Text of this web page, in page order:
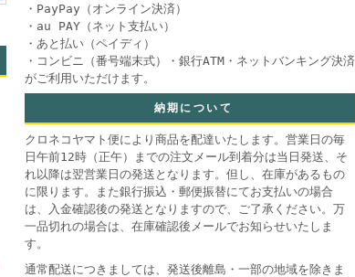
・PayPay（オンライン決済）
・au PAY（ネット支払い）
・あと払い（ペイディ）
・コンビニ（番号端末式）・銀行ATM・ネットバンキング決済
がご利用いただけます。
納期について
クロネコヤマト便により商品を配達いたします。営業日の毎
日午前12時（正午）までの注文メール到着分は当日発送、そ
れ以降は翌営業日の発送となります。但し、在庫があるもの
に限ります。また銀行振込・郵便振替にてお支払いの場合
は、入金確認後の発送となりますので、ご了承ください。万
一品切れの場合は、在庫確認後メールでお知らせいたしま
す。
通常配送につきましては、発送後離島・一部の地域を除きま